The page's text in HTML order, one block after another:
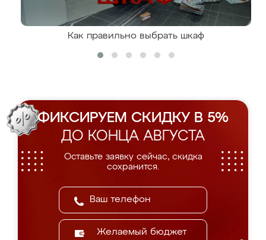
Как правильно выбрать шкаф
ФИКСИРУЕМ СКИДКУ В 5%
ДО КОНЦА АВГУСТА
Оставьте заявку сейчас, скидка
сохранится.
Желаемый бюджет